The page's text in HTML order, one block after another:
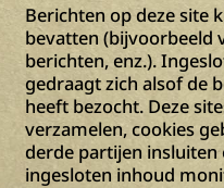
Berichten op deze site
bevatten (bijvoorbeeld
berichten, enz.).
gedraagt zich alsof de
heeft bezocht. Deze
verzamelen, cookies
derde partijen insluiten
ingesloten inhoud